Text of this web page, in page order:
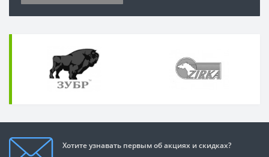
Хотите узнавать первым об акциях и скидках?